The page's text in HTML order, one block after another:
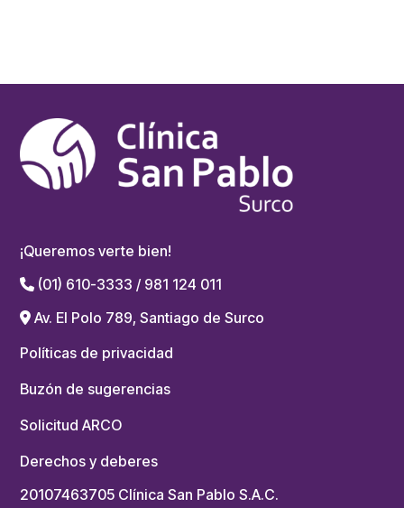
¡Queremos verte bien!
(01) 610-3333 / 981 124 011
Av. El Polo 789, Santiago de Surco
Políticas de privacidad
Buzón de sugerencias
Solicitud ARCO
Derechos y deberes
20107463705 Clínica San Pablo S.A.C.